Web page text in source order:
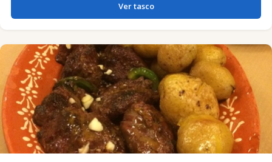
Ver tasco